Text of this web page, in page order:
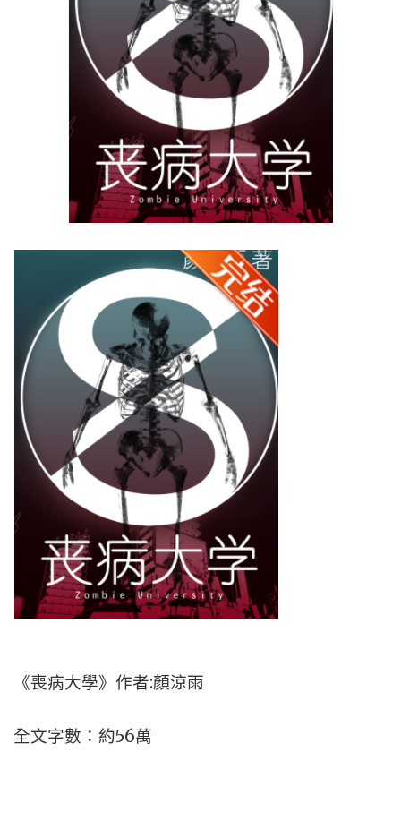
《喪病大學》作者:顏涼雨
全文字數：約56萬